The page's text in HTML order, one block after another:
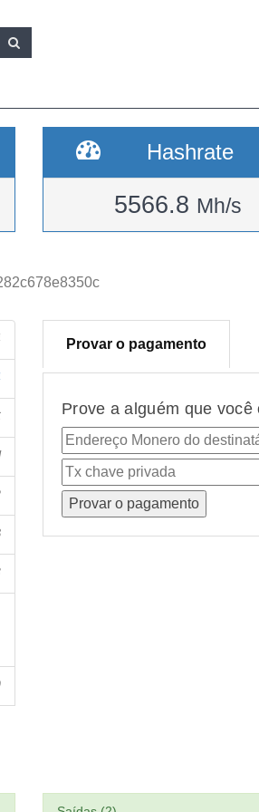
Hashrate
5566.8 Mh/s
Provar o pagamento
Prove a alguém que